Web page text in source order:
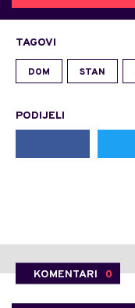
TAGOVI
DOM STAN
PODIJELI
KOMENTARI 0